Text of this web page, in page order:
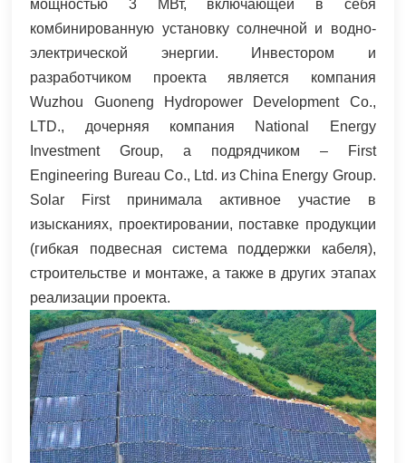
мощностью 3 МВт, включающей в себя
комбинированную установку солнечной и водно-
электрической энергии. Инвестором и
разработчиком проекта является компания
Wuzhou Guoneng Hydropower Development Co.,
LTD., дочерняя компания National Energy
Investment Group, а подрядчиком – First
Engineering Bureau Co., Ltd. из China Energy Group.
Solar First принимала активное участие в
изысканиях, проектировании, поставке продукции
(гибкая подвесная система поддержки кабеля),
строительстве и монтаже, а также в других этапах
реализации проекта.